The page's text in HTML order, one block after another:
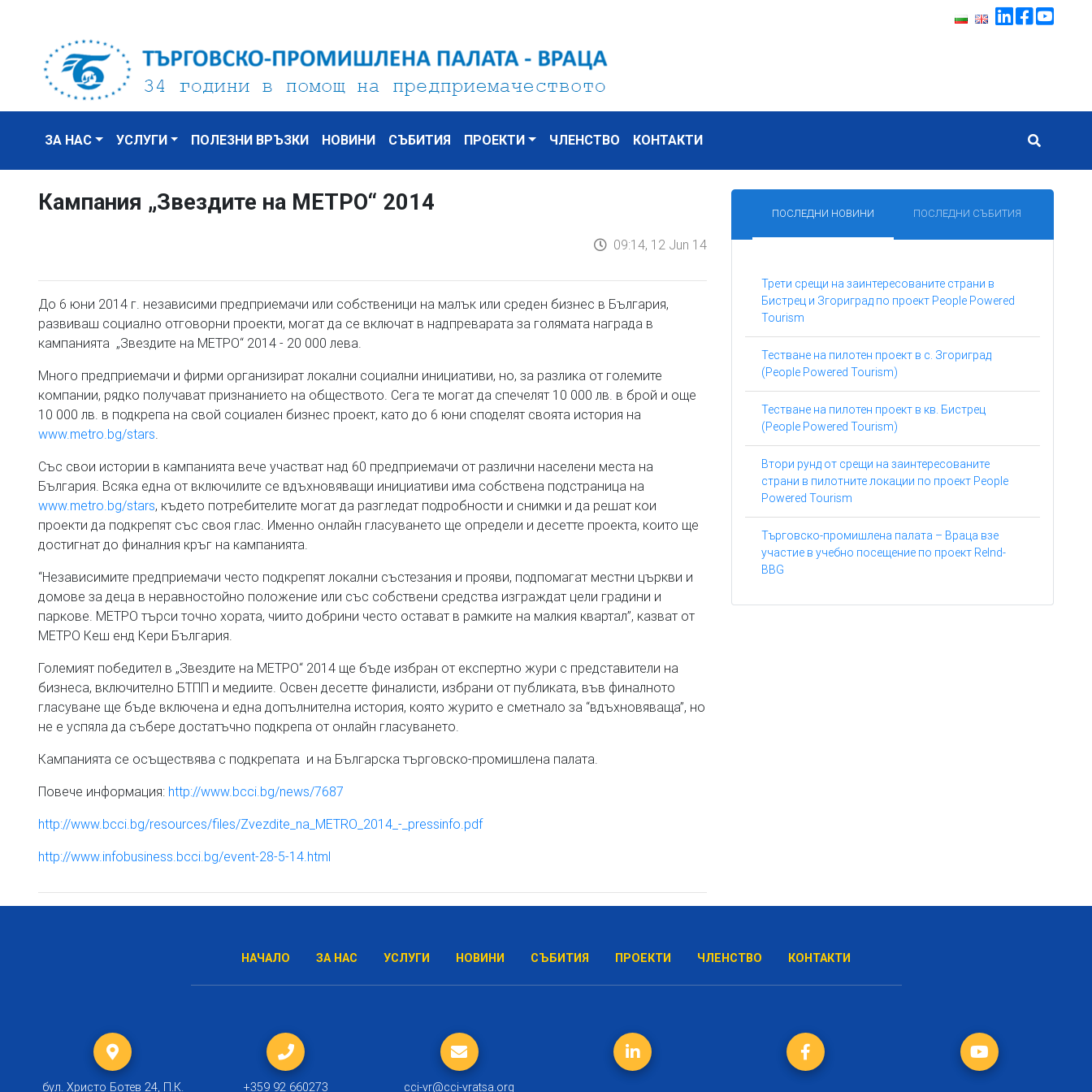
ЗА НАС УСЛУГИ ПОЛЕЗНИ ВРЪЗКИ НОВИНИ СЪБИТИЯ ПРОЕКТИ ЧЛЕНСТВО КОНТАКТИ
Кампания „Звездите на МЕТРО“ 2014
09:14, 12 Jun 14
До 6 юни 2014 г. независими предприемачи или собственици на малък или среден бизнес в България,
развиваш социално отговорни проекти, могат да се включат в надпреварата за голямата награда в
кампанията „Звездите на МЕТРО“ 2014 - 20 000 лева.
Много предприемачи и фирми организират локални социални инициативи, но, за разлика от големите
компании, рядко получават признанието на обществото. Сега те могат да спечелят 10 000 лв. в брой и още
10 000 лв. в подкрепа на свой социален бизнес проект, като до 6 юни споделят своята история на
www.metro.bg/stars.
Със свои истории в кампанията вече участват над 60 предприемачи от различни населени места на
България. Всяка една от включилите се вдъхновяващи инициативи има собствена подстраница на
www.metro.bg/stars, където потребителите могат да разгледат подробности и снимки и да решат кои
проекти да подкрепят със своя глас. Именно онлайн гласуването ще определи и десетте проекта, които ще
достигнат до финалния кръг на кампанията.
“Независимите предприемачи често подкрепят локални състезания и прояви, подпомагат местни църкви и
домове за деца в неравностойно положение или със собствени средства изграждат цели градини и
паркове. МЕТРО търси точно хората, чиито добрини често остават в рамките на малкия квартал”, казват от
МЕТРО Кеш енд Кери България.
Големият победител в „Звездите на МЕТРО“ 2014 ще бъде избран от експертно жури с представители на
бизнеса, включително БТПП и медиите. Освен десетте финалисти, избрани от публиката, във финалното
гласуване ще бъде включена и една допълнителна история, която журито е сметнало за “вдъхновяваща”, но
не е успяла да събере достатъчно подкрепа от онлайн гласуването.
Кампанията се осъществява с подкрепата и на Българска търговско-промишлена палата.
Повече информация: http://www.bcci.bg/news/7687
http://www.bcci.bg/resources/files/Zvezdite_na_METRO_2014_-_pressinfo.pdf
http://www.infobusiness.bcci.bg/event-28-5-14.html
ПОСЛЕДНИ НОВИНИ ПОСЛЕДНИ СЪБИТИЯ
Трети срещи на заинтересованите страни в
Бистрец и Згориград по проект People Powered
Tourism
Тестване на пилотен проект в с. Згориград
(People Powered Tourism)
Тестване на пилотен проект в кв. Бистрец
(People Powered Tourism)
Втори рунд от срещи на заинтересованите
страни в пилотните локации по проект People
Powered Tourism
Търговско-промишлена палата – Враца взе
участие в учебно посещение по проект ReInd-
BBG
НАЧАЛО ЗА НАС УСЛУГИ НОВИНИ СЪБИТИЯ ПРОЕКТИ ЧЛЕНСТВО КОНТАКТИ
бул. Христо Ботев 24, П.К. +359 92 660273 cci-vr@cci-vratsa.org